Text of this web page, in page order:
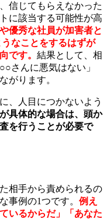
信じてもらえなかった
に該当する可能性が高
優秀な社員が加害者と
なことをするはずが
です。 結果として、相
さんに悪気はない」
がります。
、人目につかないよう
具体的な場合は、頭か
を行うことが必要で
相手から責められるの
事例の1つです。 例え
いるからだ」「あなた